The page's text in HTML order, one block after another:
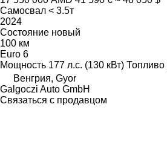
Самосвал < 3.5т
2024
Состояние новый
100 км
Euro 6
Мощность 177 л.с. (130 кВт) Топливо
Венгрия, Gyor
Galgoczi Auto GmbH
Связаться с продавцом